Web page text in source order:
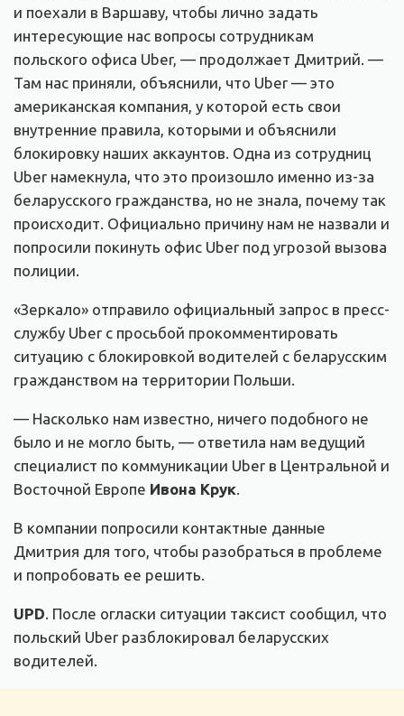
и поехали в Варшаву, чтобы лично задать
интересующие нас вопросы сотрудникам
польского офиса Uber, — продолжает Дмитрий. —
Там нас приняли, объяснили, что Uber — это
американская компания, у которой есть свои
внутренние правила, которыми и объяснили
блокировку наших аккаунтов. Одна из сотрудниц
Uber намекнула, что это произошло именно из-за
беларусского гражданства, но не знала, почему так
происходит. Официально причину нам не назвали и
попросили покинуть офис Uber под угрозой вызова
полиции.
«Зеркало» отправило официальный запрос в пресс-
службу Uber с просьбой прокомментировать
ситуацию с блокировкой водителей с беларусским
гражданством на территории Польши.
— Насколько нам известно, ничего подобного не
было и не могло быть, — ответила нам ведущий
специалист по коммуникации Uber в Центральной и
Восточной Европе Ивона Крук.
В компании попросили контактные данные
Дмитрия для того, чтобы разобраться в проблеме
и попробовать ее решить.
UPD. После огласки ситуации таксист сообщил, что
польский Uber разблокировал беларусских
водителей.